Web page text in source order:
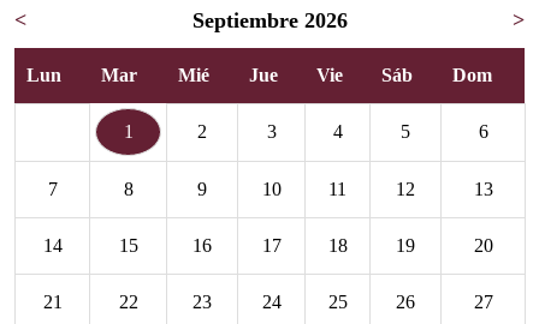
< Septiembre 2026 >
Lun Mar Mié Jue Vie Sáb Dom
1 2 3 4 5 6
7 8 9 10 11 12 13
14 15 16 17 18 19 20
21 22 23 24 25 26 27